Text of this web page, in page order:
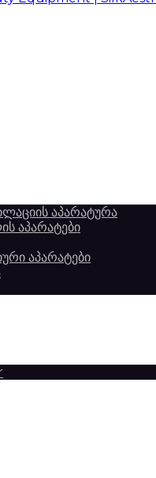
აპარატურა
აპარატები
აპარატები